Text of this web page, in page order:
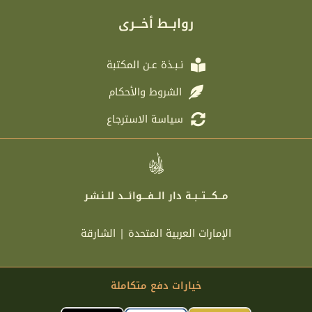
a
b
o
k
t
r
g
روابــط أخـــرى
نـبـذة عـن المكتبة
الشروط والأحكام
سياسة الاسترجاع
مـــكــــتـــبــة دار الـــفــــوائـــد للــنـشـر
الإمارات العربية المتحدة | الشارقة
خيارات دفع متكاملة